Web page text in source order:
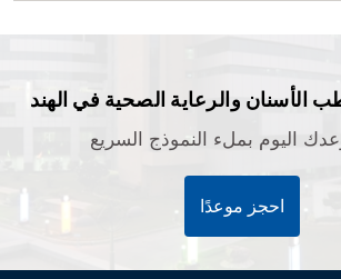
والرعاية الصحية في الهند
احجز موعدًا